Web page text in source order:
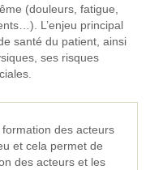
(douleurs, fatigue,
L’enjeu principal
santé du patient, ainsi
ses risques
formation des acteurs
et cela permet de
des acteurs et les